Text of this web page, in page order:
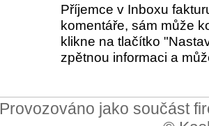
Příjemce v Inboxu
komentáře, sám může
klikne na tlačítko
zpětnou informaci a
Provozováno jako součást